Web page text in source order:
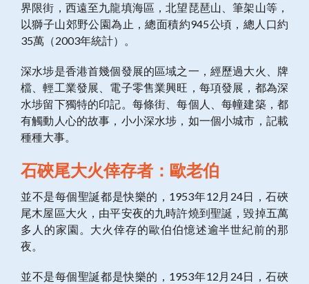
界限街，西遠至九龍填海區，北望琵琶山、筆架山等，
以獅子山郊野公園為止，總面積約945公頃，總人口約
35萬（2003年統計）。
深水埗是香港首幾個發展的區域之一，經歷過大火、牌
檔、輕工業發展、電子零售業興旺，每項發展，都為深
水埗留下獨特的印記。每條街、每個人、每幢建築，都
有觸動人心的故事，小小深水埗，如一個小城市，記載
種種大事。
石硤尾大火倖存者：歐老伯
並不是每個聖誕都是快樂的，1953年12月24日，石硤
尾木屋區大火，由平安夜的九時許燒到聖誕，毀掉五萬
多人的家園。大火倖存的歐伯伯憶述逾半世紀前的那
夜。
並不是每個聖誕都是快樂的，1953年12月24日，石硤